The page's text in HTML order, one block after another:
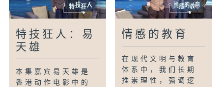
特技狂人：易
天雄
本集嘉宾易天雄是
香港动作电影中的
情感的教育
在现代文明与教育
体系中，我们长期
推崇理性，强调逻